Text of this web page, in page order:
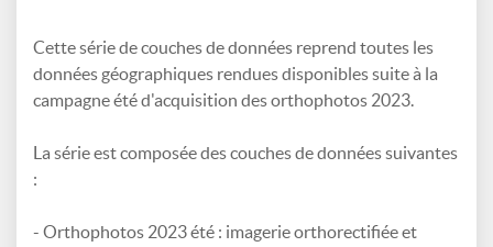
Cette série de couches de données reprend toutes les
données géographiques rendues disponibles suite à la
campagne été d'acquisition des orthophotos 2023.
La série est composée des couches de données suivantes
:
- Orthophotos 2023 été : imagerie orthorectifiée et